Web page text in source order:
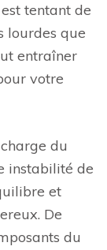
tentant de
lourdes que
entraîner
votre
du
instabilité de
et
De
du